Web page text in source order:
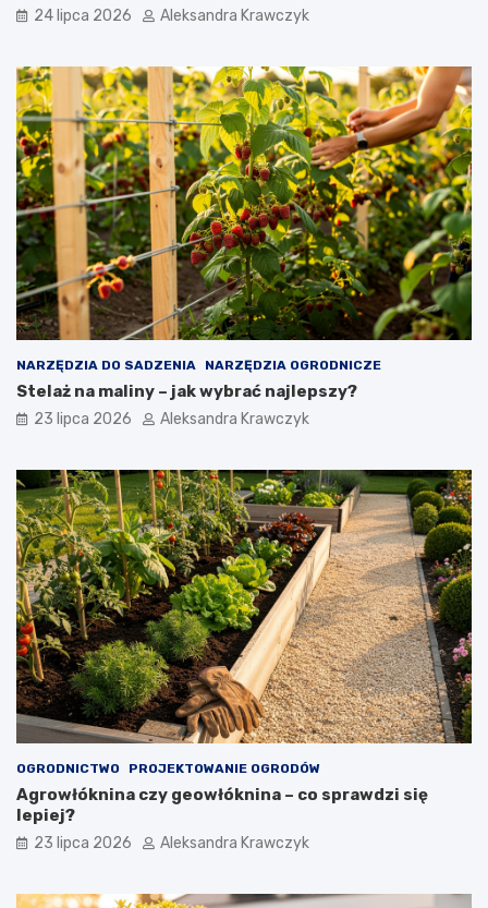
24 lipca 2026 Aleksandra Krawczyk
NARZĘDZIA DO SADZENIA NARZĘDZIA OGRODNICZE
Stelaż na maliny – jak wybrać najlepszy?
23 lipca 2026 Aleksandra Krawczyk
OGRODNICTWO PROJEKTOWANIE OGRODÓW
Agrowłóknina czy geowłóknina – co sprawdzi się
lepiej?
23 lipca 2026 Aleksandra Krawczyk